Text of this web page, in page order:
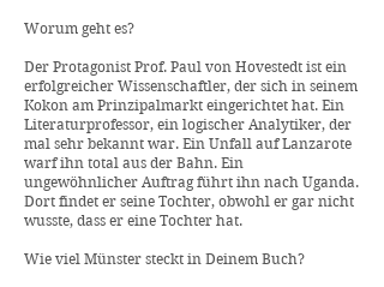
Worum geht es?
Der Protagonist Prof. Paul von Hovestedt ist ein
erfolgreicher Wissenschaftler, der sich in seinem
Kokon am Prinzipalmarkt eingerichtet hat. Ein
Literaturprofessor, ein logischer Analytiker, der
mal sehr bekannt war. Ein Unfall auf Lanzarote
warf ihn total aus der Bahn. Ein
ungewöhnlicher Auftrag führt ihn nach Uganda.
Dort findet er seine Tochter, obwohl er gar nicht
wusste, dass er eine Tochter hat.
Wie viel Münster steckt in Deinem Buch?